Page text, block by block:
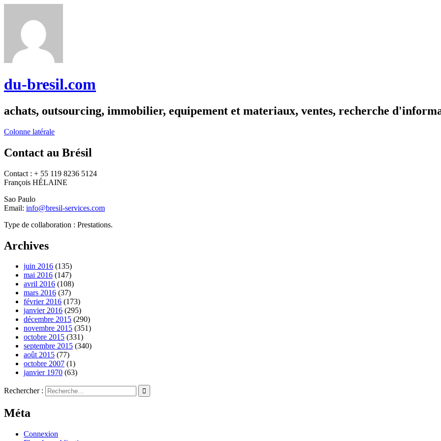
du-bresil.com
achats, outsourcing, immobilier, equipement et materiaux, ventes, recherche
Colonne latérale
Contact au Brésil
Contact : + 55 119 8236 5124
François HÉLAINE
Sao Paulo
Email: info@bresil-services.com
Type de collaboration : Prestations.
Archives
juin 2016 (135)
mai 2016 (147)
avril 2016 (108)
mars 2016 (37)
février 2016 (173)
janvier 2016 (295)
décembre 2015 (290)
novembre 2015 (351)
octobre 2015 (331)
septembre 2015 (340)
août 2015 (77)
octobre 2007 (1)
janvier 1970 (63)
Rechercher :
Méta
Connexion